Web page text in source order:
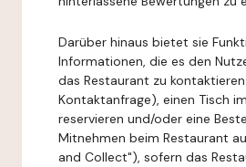
Darüber hinaus bietet sie
Informationen, die es den
das Restaurant zu
Kontaktanfrage), einen Tisch
reservieren und/oder eine
Mitnehmen beim Restaurant
and Collect"), sofern das